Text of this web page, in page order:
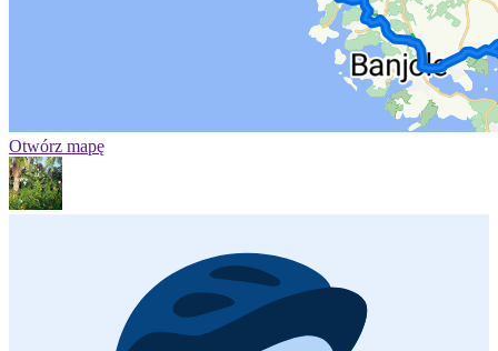
Otwórz mapę